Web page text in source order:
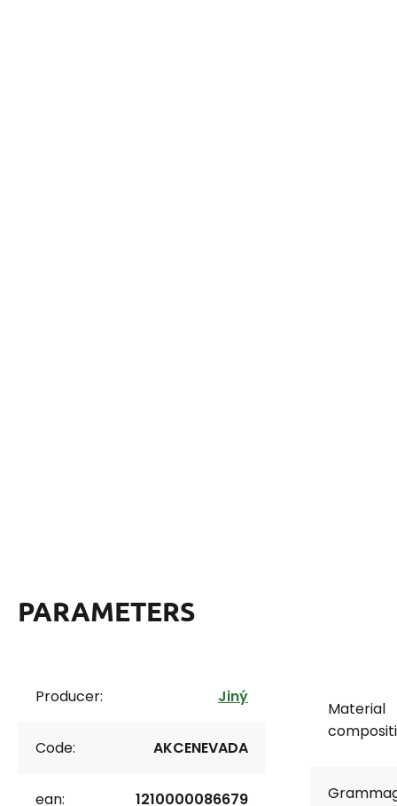
PARAMETERS
Producer: Jiný
Code: AKCENEVADA
ean: 1210000086679
Material